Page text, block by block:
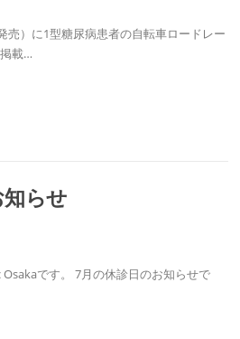
売）に1型糖尿病患者の自転車ロードレー
載…
らせ
です。 7月の休診日のお知らせで